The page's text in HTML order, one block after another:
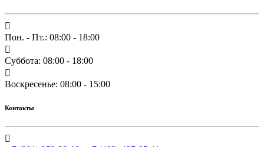
Пон. - Пт.: 08:00 - 18:00
Суббота: 08:00 - 18:00
Воскресенье: 08:00 - 15:00
Контакты